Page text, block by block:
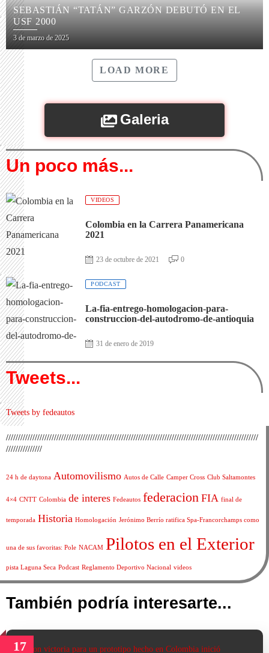
SEBASTIÁN “TATÁN” GARZÓN DEBUTÓ EN EL
USF 2000
3 de marzo de 2025
LOAD MORE
Galeria
Un poco más...
VIDEOS
Colombia en la Carrera Panamericana
2021
23 de octubre de 2021 0
PODCAST
La-fia-entrego-homologacion-para-
construccion-del-autodromo-de-antioquia
31 de enero de 2019
Tweets...
Tweets by fedeautos
/////////////////////////////////////////////////////////////////////////////////////////////////////////
///////////////
24 h de daytona Automovilismo Autos de Calle Camper Cross Club Saltamontes
4×4 CNTT Colombia de interes Fedeautos federacion FIA final de
temporada Historia Homologación Jerónimo Berrío ratifica Spa-Francorchamps como
una de sus favoritas: Pole NACAM Pilotos en el Exterior
pista Laguna Seca Podcast Reglamento Deportivo Nacional videos
También podría interesarte...
17